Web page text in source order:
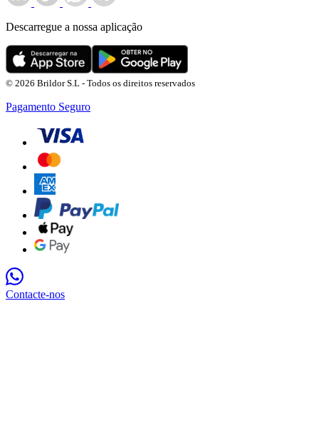
Descarregue a nossa aplicação
© 2026 Brildor S.L - Todos os direitos reservados
Pagamento Seguro
Contacte-nos